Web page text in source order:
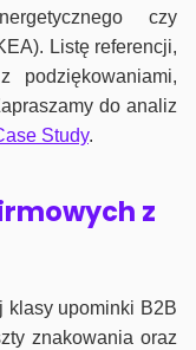
czy
Listę referencji,
do analiz
Study.
z
klasy upominki B2B
znakowania oraz